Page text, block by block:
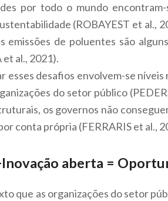
por todo o mundo
(ROBAYEST et al.,
emissões de poluentes são
al., 2021).
esses desafios envolvem-se
do setor público
os governos não
conta própria (FERRARIS et al.,
aberta =
que as organizações do setor